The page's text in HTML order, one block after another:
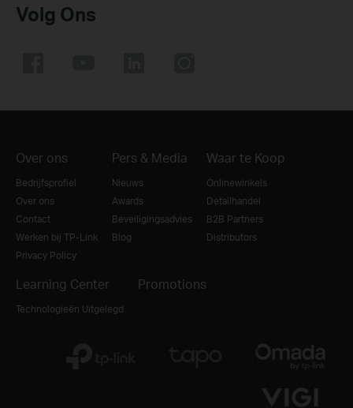
Volg Ons
Over ons
Bedrijfsprofiel
Over ons
Contact
Werken bij TP-Link
Privacy Policy
Pers & Media
Nieuws
Awards
Beveiligingsadvies
Blog
Waar te Koop
Onlinewinkels
Detailhandel
B2B Partners
Distributors
Learning Center
Technologieën Uitgelegd
Promotions